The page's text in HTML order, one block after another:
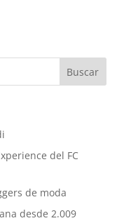
del FC
de moda
desde 2.009